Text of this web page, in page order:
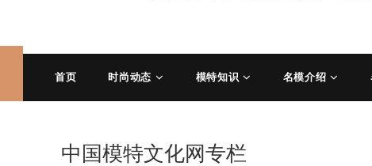
首页 时尚动态 模特知识 名模介绍
中国模特文化网专栏